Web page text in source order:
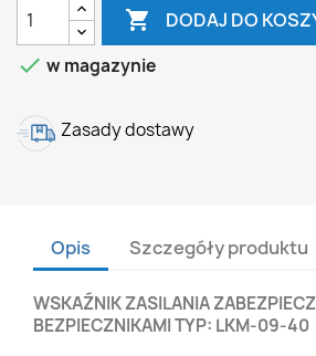
 DODAJ DO
 w magazynie
Zasady dostawy
Opis Szczegóły produktu
WSKAŹNIK ZASILANIA
BEZPIECZNIKAMI TYP: LKM-09-40